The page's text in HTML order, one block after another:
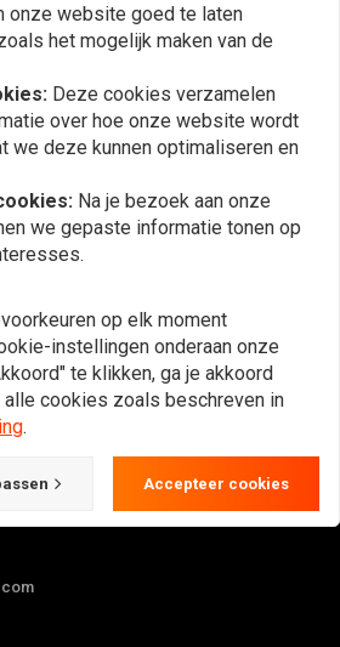
Abonneer
levertijden, retouren & reparaties of
algemene informatie kun je altijd op
één van de onderstaande manieren
TM Groningen (The Netherlands)
onze website goed te laten
het mogelijk maken van de
Deze cookies verzamelen
over hoe onze website wordt
we deze kunnen optimaliseren en
Na je bezoek aan onze
we gepaste informatie tonen op
op elk moment
instellingen onderaan onze
te klikken, ga je akkoord
alle cookies zoals beschreven in
.
Accepteer cookies